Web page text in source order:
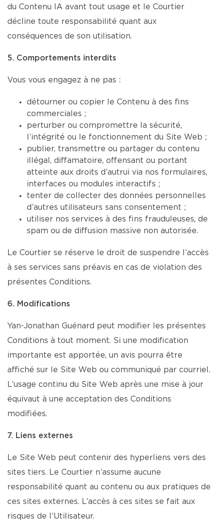
du Contenu IA avant tout usage et le Courtier
décline toute responsabilité quant aux
conséquences de son utilisation.
5. Comportements interdits
Vous vous engagez à ne pas :
détourner ou copier le Contenu à des fins
commerciales ;
perturber ou compromettre la sécurité,
l’intégrité ou le fonctionnement du Site Web ;
publier, transmettre ou partager du contenu
illégal, diffamatoire, offensant ou portant
atteinte aux droits d’autrui via nos formulaires,
interfaces ou modules interactifs ;
tenter de collecter des données personnelles
d’autres utilisateurs sans consentement ;
utiliser nos services à des fins frauduleuses, de
spam ou de diffusion massive non autorisée.
Le Courtier se réserve le droit de suspendre l’accès
à ses services sans préavis en cas de violation des
présentes Conditions.
6. Modifications
Yan-Jonathan Guénard peut modifier les présentes
Conditions à tout moment. Si une modification
importante est apportée, un avis pourra être
affiché sur le Site Web ou communiqué par courriel.
L’usage continu du Site Web après une mise à jour
équivaut à une acceptation des Conditions
modifiées.
7. Liens externes
Le Site Web peut contenir des hyperliens vers des
sites tiers. Le Courtier n’assume aucune
responsabilité quant au contenu ou aux pratiques de
ces sites externes. L’accès à ces sites se fait aux
risques de l’Utilisateur.